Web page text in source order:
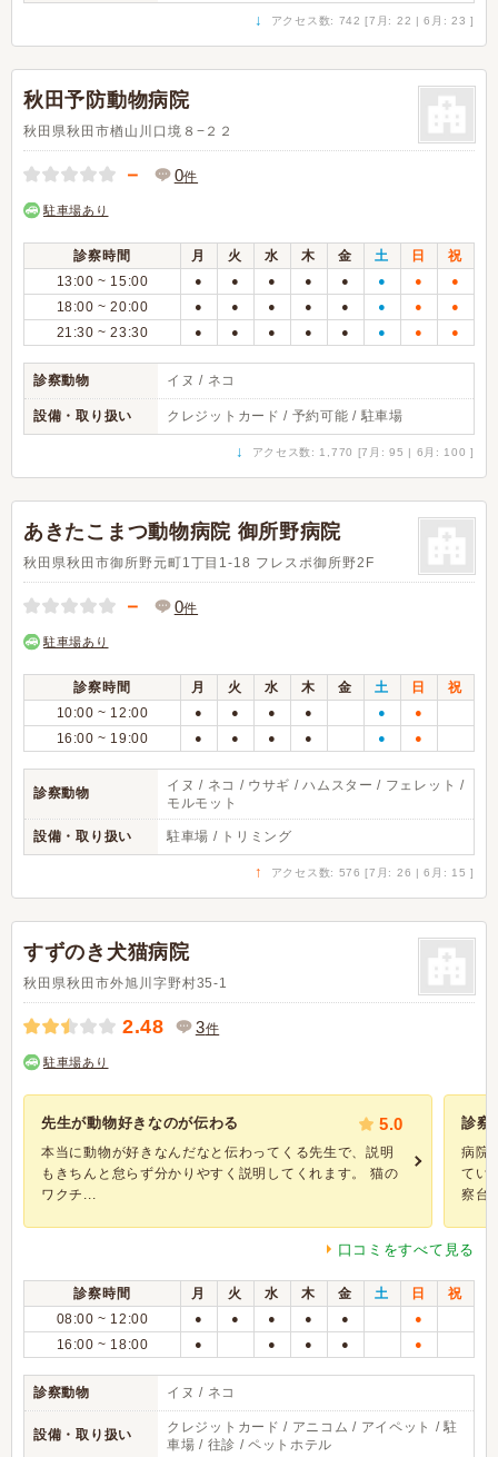
↓ アクセス数: 742 [7月: 22 | 6月: 23 ]
秋田予防動物病院
秋田県秋田市楢山川口境８−２２
－ 0件
駐車場あり
診察時間 月 火 水 木 金 土 日
祝
13:00 ~ 15:00
● ● ● ● ● ● ● ●
18:00 ~ 20:00 ● ● ● ● ● ● ● ●
21:30 ~ 23:30 ● ● ● ● ● ● ● ●
診察動物 イヌ / ネコ
設備・取り扱い クレジットカード / 予約可能 / 駐車場
↓ アクセス数: 1,770 [7月: 95 | 6月: 100 ]
あきたこまつ動物病院 御所野病院
秋田県秋田市御所野元町1丁目1-18 フレスポ御所野2F
－ 0件
駐車場あり
診察時間 月 火 水 木 金 土 日
祝
10:00 ~ 12:00
● ● ● ● ● ●
16:00 ~ 19:00 ● ● ● ● ● ●
診察動物
イヌ / ネコ / ウサギ / ハムスター / フェレット /
モルモット
設備・取り扱い 駐車場 / トリミング
↑ アクセス数: 576 [7月: 26 | 6月: 15 ]
すずのき犬猫病院
秋田県秋田市外旭川字野村35-1
2.48 3件
駐車場あり
先生が動物好きなのが伝わる 5.0
本当に動物が好きなんだなと伝わってくる先生で、説明
もきちんと怠らず分かりやすく説明してくれます。 猫の
ワクチ...
診察
病院
てい
察台
口コミをすべて見る
診察時間 月 火 水 木 金 土 日
祝
08:00 ~ 12:00
● ● ● ● ● ●
16:00 ~ 18:00 ● ● ● ● ●
診察動物 イヌ / ネコ
設備・取り扱い
クレジットカード / アニコム / アイペット / 駐
車場 / 往診 / ペットホテル